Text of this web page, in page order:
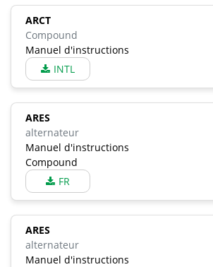
ARCT
Compound
Manuel d'instructions
INTL
ARES
alternateur
Manuel d'instructions
Compound
FR
ARES
alternateur
Manuel d'instructions